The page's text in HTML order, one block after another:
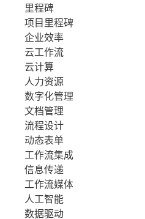
里程碑
项目里程碑
企业效率
云工作流
云计算
人力资源
数字化管理
文档管理
流程设计
动态表单
工作流集成
信息传递
工作流媒体
人工智能
数据驱动